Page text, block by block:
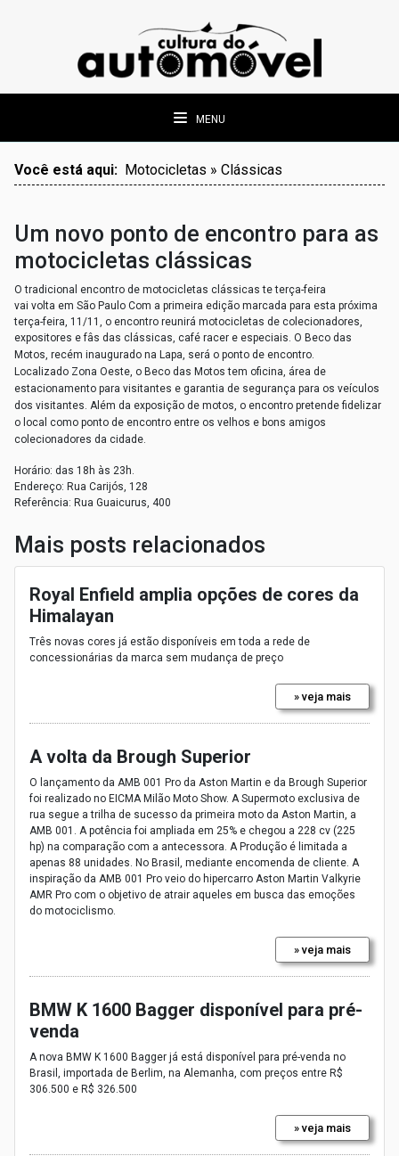
MENU
Você está aqui: Motocicletas » Clássicas
Um novo ponto de encontro para as
motocicletas clássicas
O tradicional encontro de motocicletas clássicas te terça-feira
vai volta em São Paulo Com a primeira edição marcada para esta próxima
terça-feira, 11/11, o encontro reunirá motocicletas de colecionadores,
expositores e fâs das clássicas, café racer e especiais. O Beco das
Motos, recém inaugurado na Lapa, será o ponto de encontro.
Localizado Zona Oeste, o Beco das Motos tem oficina, área de
estacionamento para visitantes e garantia de segurança para os veículos
dos visitantes. Além da exposição de motos, o encontro pretende fidelizar
o local como ponto de encontro entre os velhos e bons amigos
colecionadores da cidade.
Horário: das 18h às 23h.
Endereço: Rua Carijós, 128
Referência: Rua Guaicurus, 400
Mais posts relacionados
Royal Enfield amplia opções de cores da
Himalayan
Três novas cores já estão disponíveis em toda a rede de
concessionárias da marca sem mudança de preço
» veja mais
A volta da Brough Superior
O lançamento da AMB 001 Pro da Aston Martin e da Brough Superior
foi realizado no EICMA Milão Moto Show. A Supermoto exclusiva de
rua segue a trilha de sucesso da primeira moto da Aston Martin, a
AMB 001. A potência foi ampliada em 25% e chegou a 228 cv (225
hp) na comparação com a antecessora. A Produção é limitada a
apenas 88 unidades. No Brasil, mediante encomenda de cliente. A
inspiração da AMB 001 Pro veio do hipercarro Aston Martin Valkyrie
AMR Pro com o objetivo de atrair aqueles em busca das emoções
do motociclismo.
» veja mais
BMW K 1600 Bagger disponível para pré-
venda
A nova BMW K 1600 Bagger já está disponível para pré-venda no
Brasil, importada de Berlim, na Alemanha, com preços entre R$
306.500 e R$ 326.500
» veja mais